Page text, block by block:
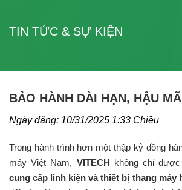
TIN TỨC & SỰ KIỆN
BẢO HÀNH DÀI HẠN, HẬU
Ngày đăng: 10/31/2025 1:33 Chiều
Trong hành trình hơn một thập kỷ đồng
máy Việt Nam, VITECH không chỉ
cung cấp linh kiện và thiết bị thang máy